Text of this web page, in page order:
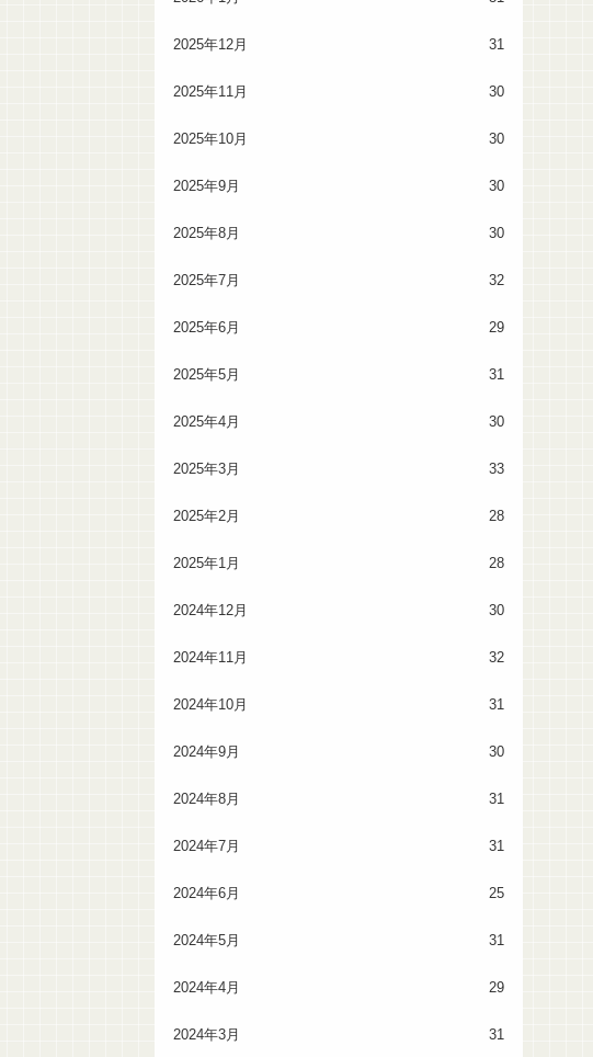
2025年12月 31
2025年11月 30
2025年10月 30
2025年9月 30
2025年8月 30
2025年7月 32
2025年6月 29
2025年5月 31
2025年4月 30
2025年3月 33
2025年2月 28
2025年1月 28
2024年12月 30
2024年11月 32
2024年10月 31
2024年9月 30
2024年8月 31
2024年7月 31
2024年6月 25
2024年5月 31
2024年4月 29
2024年3月 31